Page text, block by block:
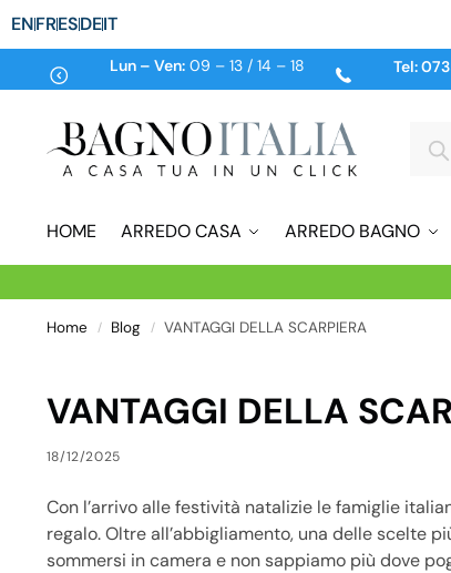
ENFRESDEIT
Lun – Ven:09 – 13 / 14 – 18 Tel:
HOME ARREDO CASA ARREDO BAGNO
Home / Blog / VANTAGGI DELLA SCARPIERA
VANTAGGI DELLA
18/12/2025
Con l’arrivo alle festività natalizie le famiglie
regalo. Oltre all’abbigliamento, una delle scelte
sommersi in camera e non sappiamo più dove